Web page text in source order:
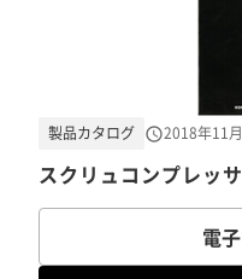
スクリュコンプレッ
製品カタログ 2018年11
電